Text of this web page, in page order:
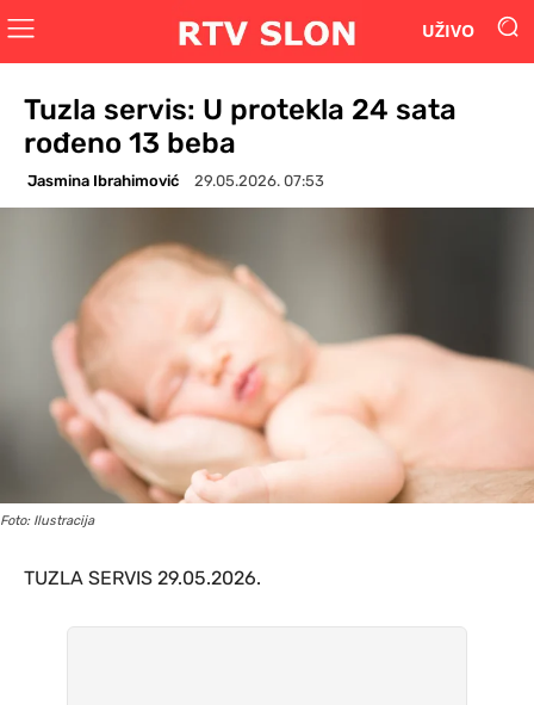
UŽIVO
Tuzla servis: U protekla 24 sata
rođeno 13 beba
Jasmina Ibrahimović 29.05.2026. 07:53
Foto: Ilustracija
TUZLA SERVIS 29.05.2026.